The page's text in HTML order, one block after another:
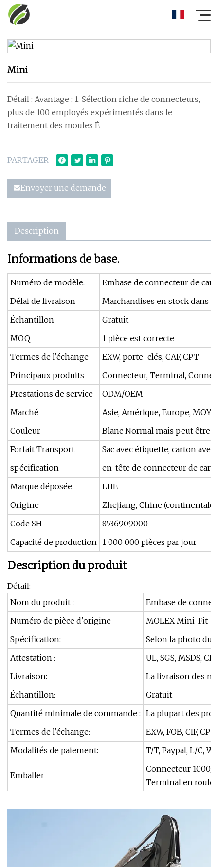
Mini
Détail : Avantage : 1. Sélection riche de connecteurs,
plus de 100 employés expérimentés dans le
traitement des moules É
PARTAGER
Envoyer une demande
Description
Informations de base.
Numéro de modèle.
Embase de connecteur de
Délai de livraison
Marchandises en stock dans
Échantillon
Gratuit
MOQ
1 pièce est correcte
Termes de l'échange
EXW, porte-clés, CAF, CPT
Principaux produits
Connecteur, Terminal,
Prestations de service
ODM/OEM
Marché
Asie, Amérique, Europe,
Couleur
Blanc Normal mais peut être
Forfait Transport
Sac avec étiquette, carton
spécification
en-tête de connecteur de carte
Marque déposée
LHE
Origine
Zhejiang, Chine (continentale)
Code SH
8536909000
Capacité de production 1 000 000 pièces par jour
Description du produit
Détail:
Nom du produit :
Embase de
Numéro de pièce d'origine
MOLEX Mini-Fit
Spécification:
Selon la photo du
Attestation :
UL, SGS, MSDS,
Livraison:
La livraison des
Échantillon:
Gratuit
Quantité minimale de commande : La plupart des
Termes de l'échange:
EXW, FOB, CIF,
Modalités de paiement:
T/T, Paypal, L/C,
Emballer
Connecteur 1000/
Terminal en